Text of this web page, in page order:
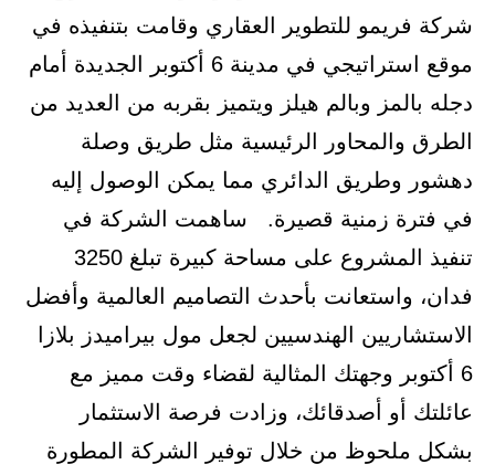
شركة فريمو للتطوير العقاري وقامت بتنفيذه في
موقع استراتيجي في مدينة 6 أكتوبر الجديدة أمام
دجله بالمز وبالم هيلز ويتميز بقربه من العديد من
الطرق والمحاور الرئيسية مثل طريق وصلة
دهشور وطريق الدائري مما يمكن الوصول إليه
في فترة زمنية قصيرة. ساهمت الشركة في
تنفيذ المشروع على مساحة كبيرة تبلغ 3250
فدان، واستعانت بأحدث التصاميم العالمية وأفضل
الاستشاريين الهندسيين لجعل مول بيراميدز بلازا
6 أكتوبر وجهتك المثالية لقضاء وقت مميز مع
عائلتك أو أصدقائك، وزادت فرصة الاستثمار
بشكل ملحوظ من خلال توفير الشركة المطورة